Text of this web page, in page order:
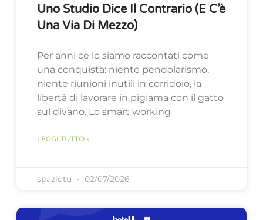
Uno Studio Dice Il Contrario (e C’è
Una Via Di Mezzo)
Per anni ce lo siamo raccontati come
una conquista: niente pendolarismo,
niente riunioni inutili in corridoio, la
libertà di lavorare in pigiama con il gatto
sul divano. Lo smart working
LEGGI TUTTO »
spaziotu 02/07/2026